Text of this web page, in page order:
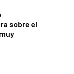
sobre el